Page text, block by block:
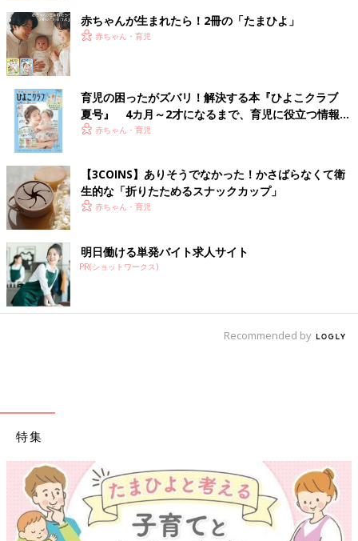
赤ちゃんが生まれたら！2冊の「たまひよ」
赤ちゃん・育児
育児の困ったがズバリ！解決する本『ひよこクラブ
夏号』 4カ月～2才になるまで、育児に役立つ情報が
いっぱい！
赤ちゃん・育児
【3COINS】ありそうでなかった！かさばらなくて衛
生的な「折りたためるスナックカップ」
赤ちゃん・育児
明日働ける単発バイト求人サイト
PR(ショットワークス)
Recommended by
特集